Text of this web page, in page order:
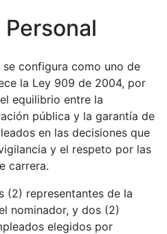
se configura como uno de
la Ley 909 de 2004, por
equilibrio entre la
pública y la garantía de
en las decisiones que
y el respeto por las
carrera.
(2) representantes de la
nominador, y dos (2)
elegidos por